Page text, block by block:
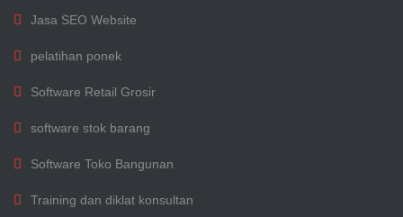
Jasa SEO Website
pelatihan ponek
Software Retail Grosir
software stok barang
Software Toko Bangunan
Training dan diklat konsultan